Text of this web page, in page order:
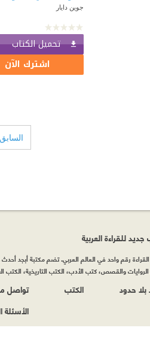
جوين دايار
تحميل الكتاب
اشترك الآن
السابق
للقراءة العربية
رقم واحد في العالم العربي. تضم مكتبة أبجد
والقصص، كتب الأدب، الكتب التاريخية، الكتب
حدود
الكتب
تواصل
الأسئلة